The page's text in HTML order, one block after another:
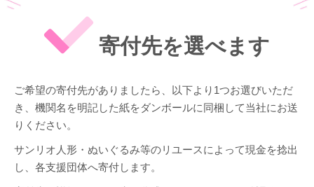
寄付先を選べます
ご希望の寄付先がありましたら、以下より1つお選びいただ
き、機関名を明記した紙をダンボールに同梱して当社にお送
りください。
サンリオ人形・ぬいぐるみ等のリユースによって現金を捻出
し、各支援団体へ寄付します。